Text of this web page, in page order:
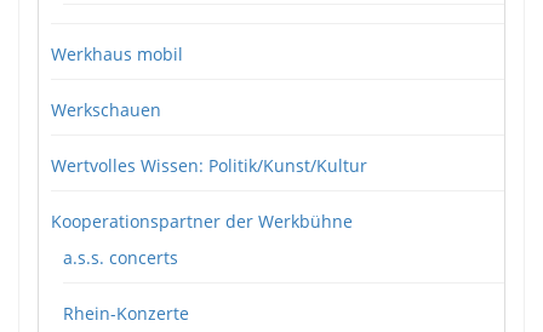
Werkhaus mobil
Werkschauen
Wertvolles Wissen: Politik/Kunst/Kultur
Kooperationspartner der Werkbühne
a.s.s. concerts
Rhein-Konzerte